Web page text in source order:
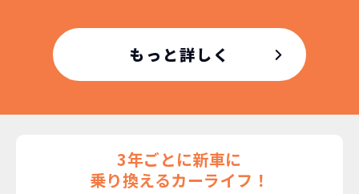
通常のカーリースの場合、そのまま継続
して乗るか、購入するかなどを選べます。
しかし、NORIDOKIの場合は、車両を必
とで「超低価格」を実現しています。
新型の新車に定期的に乗換
車はだいたい３年くらいで飽きると言わ
もちろん、その人によりますが、最新型
車に常に乗り続けられるのは気持ちよ
料」などが不要となります。
もっと詳しく
3年ごとに新車に
乗り換えるカーライフ！